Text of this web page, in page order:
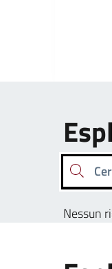
Cerca una parola chiave
Nessun